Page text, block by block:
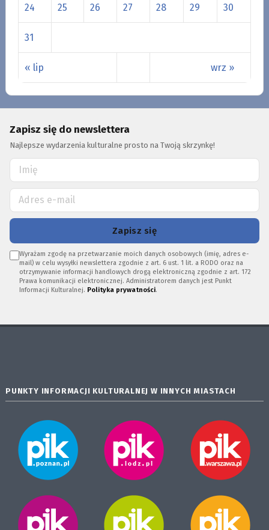
« lip wrz »
24 25 26 27 28 29 30
31
Zapisz się do newslettera
Najlepsze wydarzenia kulturalne prosto na Twoją skrzynkę!
Zapisz się
Wyrażam zgodę na przetwarzanie moich danych osobowych (imię, adres e-
mail) w celu wysyłki newslettera zgodnie z art. 6 ust. 1 lit. a RODO oraz na
otrzymywanie informacji handlowych drogą elektroniczną zgodnie z art. 172
Prawa komunikacji elektronicznej. Administratorem danych jest Punkt
Informacji Kulturalnej. Polityka prywatności.
PUNKTY INFORMACJI KULTURALNEJ W INNYCH MIASTACH